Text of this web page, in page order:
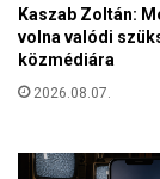
t
l
r
r
t
i
v
Kaszab Zoltán:
volna valódi
közmédiára
2026.08.07.